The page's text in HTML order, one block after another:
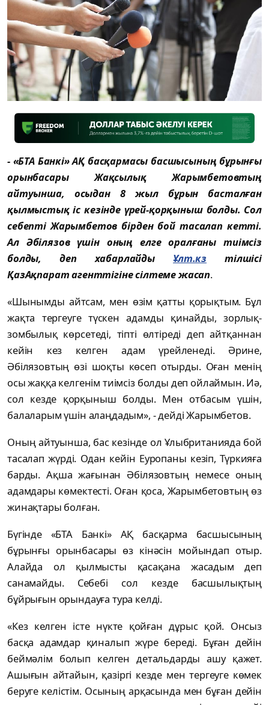
- «БТА Банкі» АҚ басқармасы басшысының бұрынғы
орынбасары Жақсылық Жарымбетовтың
айтуынша, осыдан 8 жыл бұрын басталған
қылмыстық іс кезінде үрей-қорқыныш болды. Сол
себепті Жарымбетов бірден бой тасалап кетті.
Ал Әбілязов үшін оның елге оралғаны тиімсіз
болды, деп xабарлайдыҰлт.кз тілшісі
ҚазАқпарат агенттігіне сілтеме жасап.
«Шынымды айтсам, мен өзім қатты қорықтым. Бұл
жақта тергеуге түскен адамды қинайды, зорлық-
зомбылық көрсетеді, тіпті өлтіреді деп айтқаннан
кейін кез келген адам үрейленеді. Әрине,
Әбілязовтың өзі шоқты көсеп отырды. Оған менің
осы жаққа келгенім тиімсіз болды деп ойлаймын. Иә,
сол кезде қорқыныш болды. Мен отбасым үшін,
балаларым үшін алаңдадым», - дейді Жарымбетов.
Оның айтуынша, бас кезінде ол Ұлыбританияда бой
тасалап жүрді. Одан кейін Еуропаны кезіп, Түркияға
барды. Ақша жағынан Әбілязовтың немесе оның
адамдары көмектесті. Оған қоса, Жарымбетовтың өз
жинақтары болған.
Бүгінде «БТА Банкі» АҚ басқарма басшысының
бұрынғы орынбасары өз кінәсін мойындап отыр.
Алайда ол қылмысты қасақана жасадым деп
санамайды. Себебі сол кезде басшылықтың
бұйрығын орындауға тура келді.
«Кез келген істе нүкте қойған дұрыс қой. Онсыз
басқа адамдар қиналып жүре береді. Бұған дейін
беймәлім болып келген детальдарды ашу қажет.
Ашығын айтайын, қазіргі кезде мен тергеуге көмек
беруге келістім. Осының арқасында мен бұған дейін